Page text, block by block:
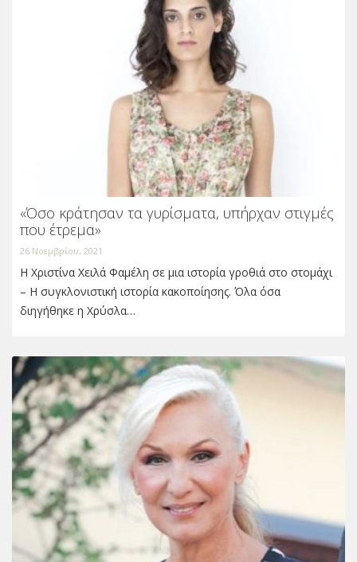
«Όσο κράτησαν τα γυρίσματα, υπήρχαν στιγμές
που έτρεμα»
26 Νοεμβρίου, 2021
Η Χριστίνα Χειλά Φαμέλη σε μια ιστορία γροθιά στο στομάχι
– H συγκλονιστική ιστορία κακοποίησης. Όλα όσα
διηγήθηκε η Χρύσλα…